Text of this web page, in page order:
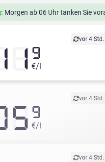
Morgen ab 06 Uhr tanken Sie
vor 4 Std.
9
€/l
vor 4 Std.
9
€/l
vor 4 Std.